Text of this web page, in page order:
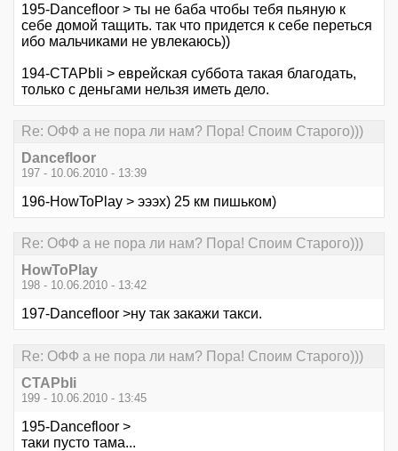
195-Dancefloor > ты не баба чтобы тебя пьяную к
себе домой тащить. так что придется к себе переться
ибо мальчиками не увлекаюсь))
194-CTAPbIi > еврейская суббота такая благодать,
только с деньгами нельзя иметь дело.
Re: ОФФ а не пора ли нам? Пора! Споим Старого)))
Dancefloor
197 - 10.06.2010 - 13:39
196-HowToPlay > эээх) 25 км пишьком)
Re: ОФФ а не пора ли нам? Пора! Споим Старого)))
HowToPlay
198 - 10.06.2010 - 13:42
197-Dancefloor >ну так закажи такси.
Re: ОФФ а не пора ли нам? Пора! Споим Старого)))
CTAPbIi
199 - 10.06.2010 - 13:45
195-Dancefloor >
таки пусто тама...